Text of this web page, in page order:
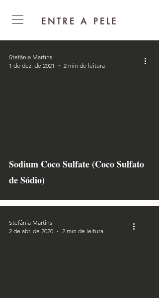
ENTRE A PELE
Sodium Coco Sulfate (Coco Sulfato
de Sódio)
Stefânia Martins
1 de dez. de 2021
2 min de leitura
Stefânia Martins
2 de abr. de 2020
2 min de leitura